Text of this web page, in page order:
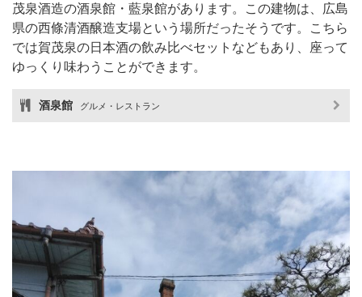
茂泉酒造の酒泉館・藍泉館があります。この建物は、広島
県の西條清酒醸造支場という場所だったそうです。こちら
では賀茂泉の日本酒の飲み比べセットなどもあり、座って
ゆっくり味わうことができます。
酒泉館 グルメ・レストラン